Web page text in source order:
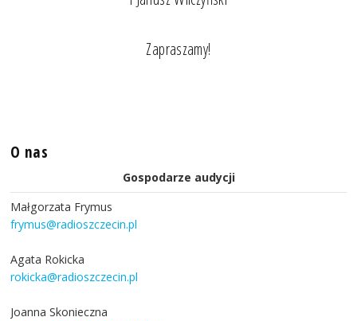
Zapraszamy!
O nas
Gospodarze audycji
Małgorzata Frymus
frymus@radioszczecin.pl
Agata Rokicka
rokicka@radioszczecin.pl
Joanna Skonieczna